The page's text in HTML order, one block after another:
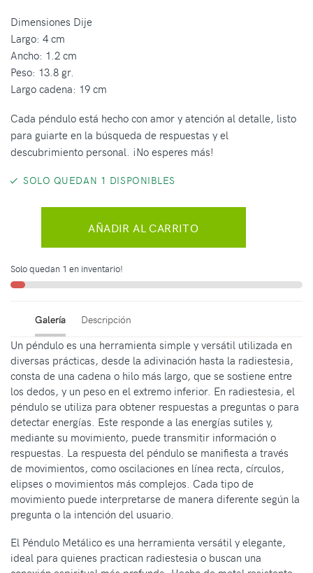
Dimensiones Dije
Largo: 4 cm
Ancho: 1.2 cm
Peso: 13.8 gr.
Largo cadena: 19 cm
Cada péndulo está hecho con amor y atención al detalle, listo
para guiarte en la búsqueda de respuestas y el
descubrimiento personal. ¡No esperes más!
SOLO QUEDAN 1 DISPONIBLES
AÑADIR AL CARRITO
Solo quedan 1 en inventario!
Galería Descripción
Un péndulo es una herramienta simple y versátil utilizada en
diversas prácticas, desde la adivinación hasta la radiestesia,
consta de una cadena o hilo más largo, que se sostiene entre
los dedos, y un peso en el extremo inferior. En radiestesia, el
péndulo se utiliza para obtener respuestas a preguntas o para
detectar energías. Este responde a las energías sutiles y,
mediante su movimiento, puede transmitir información o
respuestas. La respuesta del péndulo se manifiesta a través
de movimientos, como oscilaciones en línea recta, círculos,
elipses o movimientos más complejos. Cada tipo de
movimiento puede interpretarse de manera diferente según la
pregunta o la intención del usuario.
El Péndulo Metálico es una herramienta versátil y elegante,
ideal para quienes practican radiestesia o buscan una